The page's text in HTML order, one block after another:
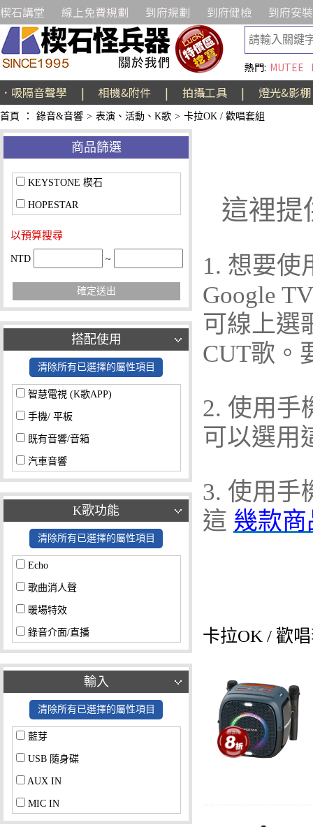
楔石講堂 線上免費規劃 到府規劃 到府健檢 到府安裝
熱門: MUTEE
．吸隔音聲學 | 相機&附件 | 拍攝工具 | 燈光&影棚
首頁 ： 錄音&音響 > 表演、活動、K歌 > 卡拉OK / 歡唱套組
商品篩選
KEYSTONE 楔石
HOPESTAR
以預算搜尋
NTD ~
確定送出
搭配使用
清除所有已選擇的屬性項目
智慧電視 (K歌APP)
手機/ 平板
既有音響/音箱
汽車音響
K歌功能
清除所有已選擇的屬性項目
Echo
歌曲消人聲
暖場特效
錄音介面/直播
輸入
清除所有已選擇的屬性項目
藍芽
USB 隨身碟
AUX IN
MIC IN
這裡提
1. 想要使
Google
可線上選
CUT歌。
2. 使用手
可以選用
3. 使用手
這 幾款商
卡拉OK / 歡